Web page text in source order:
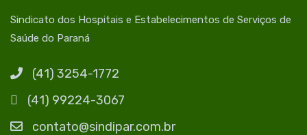
Sindicato dos Hospitais e Estabelecimentos de Serviços de
Saúde do Paraná
(41) 3254-1772
(41) 99224-3067
contato@sindipar.com.br